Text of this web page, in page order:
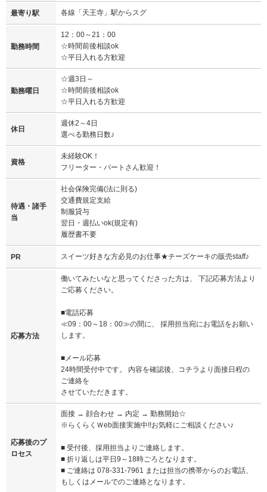
最寄り駅 各線「天王寺」駅からスグ
勤務時間
12：00～21：00
☆時間前後相談ok
☆平日入れる方歓迎
勤務曜日
☆週3日～
☆時間前後相談ok
☆平日入れる方歓迎
休日
週休2～4日
選べる勤務日数♪
資格
未経験OK！
フリーター・パートさん歓迎！
待遇・諸手
当
社会保険完備(法に則る)
交通費規定支給
制服貸与
翌日・週払いok(規定有)
履歴書不要
PR スイーツ好きな方必見のお仕事★チーズケーキの販売staff♪
応募方法
働いてみたいなと思ってくださった方は、 下記応募方法より
ご応募ください。
■電話応募
≪09：00～18：00≫の間に、 採用担当宛にお電話をお願い
します。
■メール応募
24時間受付中です。 内容を確認後、コチラより面接日程の
ご連絡を
させていただきます。
応募後のプ
ロセス
面接 → 顔合わせ → 内定 → 勤務開始☆
※らくらくＷeb面接実施中!!お気軽にご相談ください♪
■ 受付後、採用担当よりご連絡します。
■ 折り返しは平日9～18時ごろとなります。
■ ご連絡は 078-331-7961 または担当の携帯からのお電話、
もしくはメールでのご連絡となります。